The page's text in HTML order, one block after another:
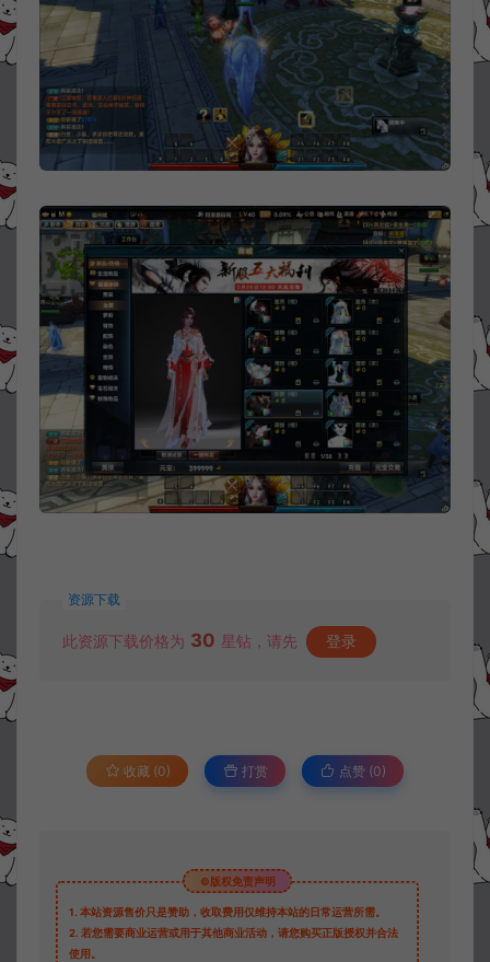
资源下载
此资源下载价格为 30 星钻，请先 登录
收藏 (0) 打赏 点赞 (0)
©版权免责声明
1. 本站资源售价只是赞助，收取费用仅维持本站的日常运营所需。
2. 若您需要商业运营或用于其他商业活动，请您购买正版授权并合法
使用。